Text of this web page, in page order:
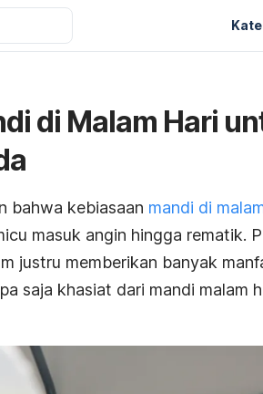
di Malam Hari
bahwa kebiasaan mandi di
masuk angin hingga rematik.
justru memberikan banyak
saja khasiat dari mandi malam